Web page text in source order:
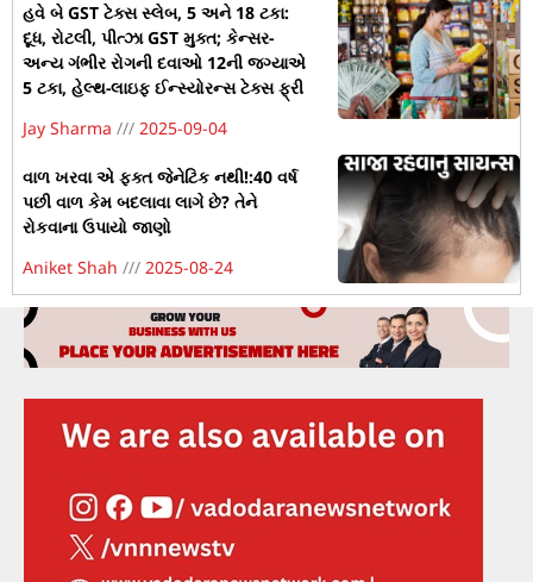
હવે બે GST ટેક્સ સ્લેબ, 5 અને 18 ટકા:
દૂધ, રોટલી, પીત્ઝા GST મુક્ત; કેન્સર-
અન્ય ગંભીર રોગની દવાઓ 12ની જગ્યાએ
5 ટકા, હેલ્થ-લાઇફ ઈન્સ્યોરન્સ ટેક્સ ફ્રી
Jay Sharma
2025-09-04
વાળ ખરવા એ ફક્ત જેનેટિક નથી!:40 વર્ષ
પછી વાળ કેમ બદલાવા લાગે છે? તેને
રોકવાના ઉપાયો જાણો
Aniket Shah
2025-08-24